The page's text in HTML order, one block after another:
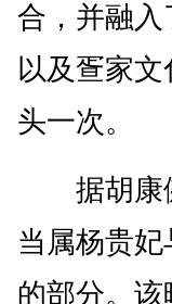
合，并融
以及疍家
头一次。
据胡康健
当属杨贵
的部分。